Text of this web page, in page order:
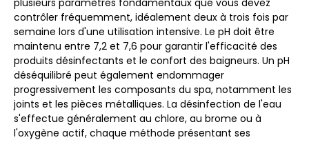
plusieurs paramètres fondamentaux que vous devez
contrôler fréquemment, idéalement deux à trois fois par
semaine lors d'une utilisation intensive. Le pH doit être
maintenu entre 7,2 et 7,6 pour garantir l'efficacité des
produits désinfectants et le confort des baigneurs. Un pH
déséquilibré peut également endommager
progressivement les composants du spa, notamment les
joints et les pièces métalliques. La désinfection de l'eau
s'effectue généralement au chlore, au brome ou à
l'oxygène actif, chaque méthode présentant ses